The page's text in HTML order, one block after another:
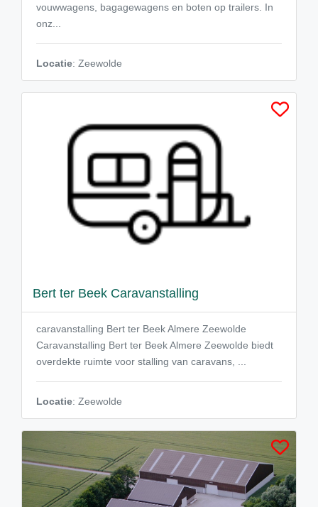
vouwwagens, bagagewagens en boten op trailers. In
onz...
Locatie: Zeewolde
Bert ter Beek Caravanstalling
caravanstalling Bert ter Beek Almere Zeewolde
Caravanstalling Bert ter Beek Almere Zeewolde biedt
overdekte ruimte voor stalling van caravans, ...
Locatie: Zeewolde